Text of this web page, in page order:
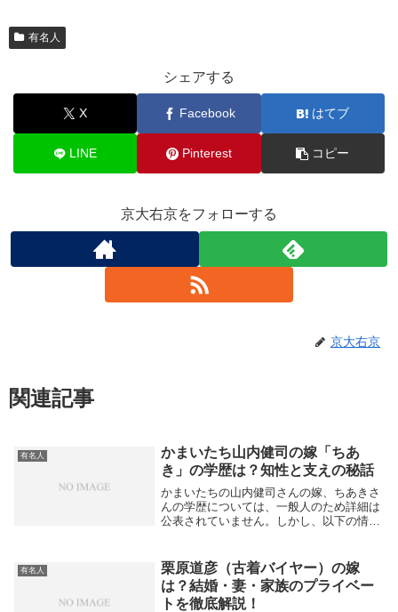
有名人
シェアする
X Facebook はてブ
LINE Pinterest コピー
京大右京をフォローする
京大右京
関連記事
有名人
かまいたち山内健司の嫁「ちあ
き」の学歴は？知性と支えの秘話
かまいたちの山内健司さんの嫁、ちあきさ
んの学歴については、一般人のため詳細は
公表されていません。しかし、以下の情報
す。大学や高校の具体的な校名は明らかに
なってい...
有名人
栗原道彦（古着バイヤー）の嫁
は？結婚・妻・家族のプライベー
トを徹底解説！